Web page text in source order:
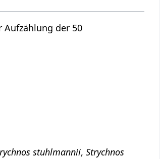
Aufzählung der 50
stuhlmannii,Strychnos